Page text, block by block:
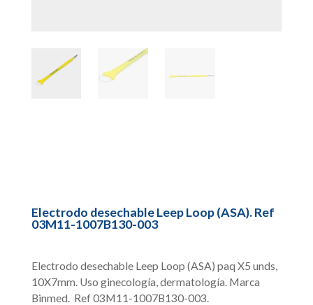
Electrodo desechable Leep Loop (ASA). Ref
03M11-1007B130-003
Electrodo desechable Leep Loop (ASA) paq X5 unds,
10X7mm. Uso ginecología, dermatología. Marca
Binmed. Ref 03M11-1007B130-003.